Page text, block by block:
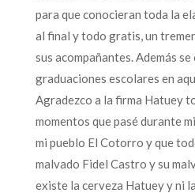
para que conocieran toda la
al final y todo gratis, un
sus acompañantes. Además
graduaciones escolares en
Agradezco a la firma Hatuey
momentos que pasé durante
mi pueblo El Cotorro y que
malvado Fidel Castro y su
existe la cerveza Hatuey y ni